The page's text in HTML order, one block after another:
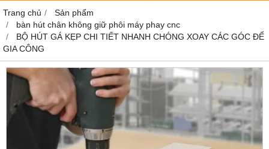
Trang chủ
Sản phẩm
bàn hút chân không giữ phôi máy phay cnc
BỘ HÚT GÁ KẸP CHI TIẾT NHANH CHÓNG XOAY CÁC GÓC ĐỂ
GIA CÔNG